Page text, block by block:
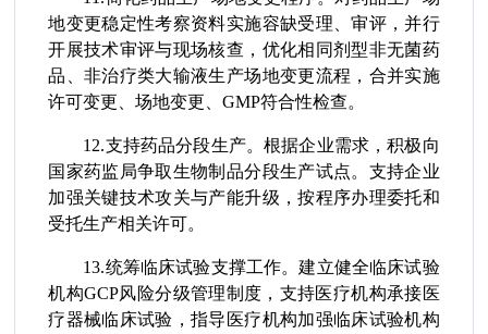
地变更稳定性考察资料实施容缺受理、审评，并行
开展技术审评与现场核查，优化相同剂型非无菌药
品、非治疗类大输液生产场地变更流程，合并实施
许可变更、场地变更、GMP符合性检查。
12.支持药品分段生产。根据企业需求，积极向
国家药监局争取生物制品分段生产试点。支持企业
加强关键技术攻关与产能升级，按程序办理委托和
受托生产相关许可。
13.统筹临床试验支撑工作。建立健全临床试验
机构GCP风险分级管理制度，支持医疗机构承接医
疗器械临床试验，指导医疗机构加强临床试验机构